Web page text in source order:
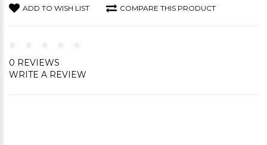
ADD TO WISH LIST COMPARE THIS PRODUCT
0 REVIEWS
WRITE A REVIEW